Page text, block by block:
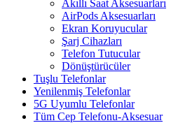
Akıllı Saat Aksesuarları
AirPods Aksesuarları
Ekran Koruyucular
Şarj Cihazları
Telefon Tutucular
Dönüştürücüler
Tuşlu Telefonlar
Yenilenmiş Telefonlar
5G Uyumlu Telefonlar
Tüm Cep Telefonu-Aksesuar